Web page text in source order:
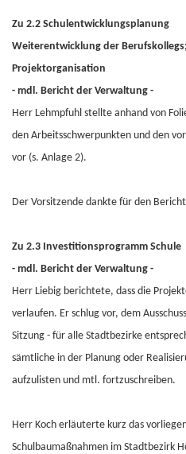
Zu 2.2 Schulentwicklungsplanung
Weiterentwicklung der
Projektorganisation
- mdl. Bericht der Verwaltung -
Herr Lehmpfuhl stellte anhand von
den Arbeitsschwerpunkten und den
vor (s. Anlage 2).
Der Vorsitzende dankte für den
Zu 2.3 Investitionsprogramm Schule
- mdl. Bericht der Verwaltung -
Herr Liebig berichtete, dass die
verlaufen. Er schlug vor, dem
Sitzung - für alle Stadtbezirke
sämtliche in der Planung oder
aufzulisten und mtl. fortzuschreiben.
Herr Koch erläuterte kurz das
Schulbaumaßnahmen im Stadtbezirk